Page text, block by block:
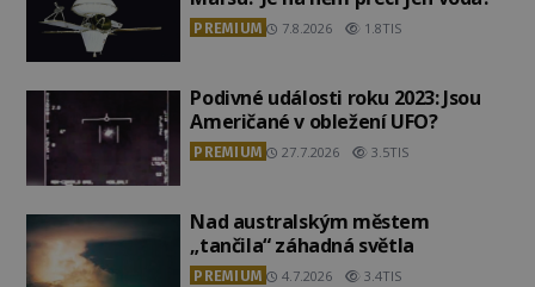
PREMIUM 7.8.2026 1.8TIS
Podivné události roku 2023: Jsou
Američané v obležení UFO?
PREMIUM 27.7.2026 3.5TIS
Nad australským městem
„tančila“ záhadná světla
PREMIUM 4.7.2026 3.4TIS